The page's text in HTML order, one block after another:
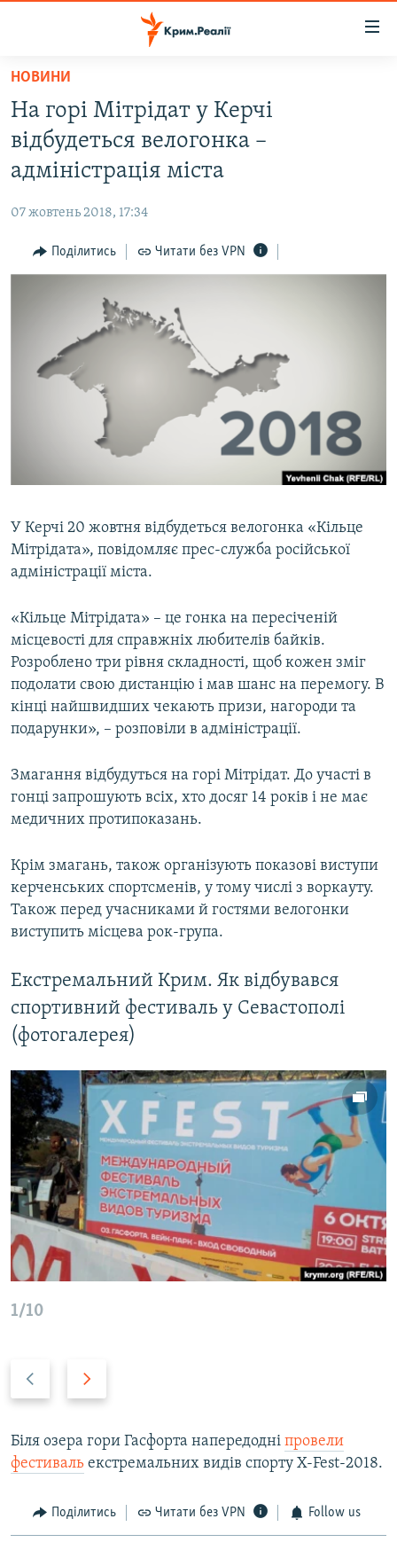
Перейти
основного
матеріалу
Перейти
до
основної
Перейти
до
ВОДА.КРИМ
ВІДЕО ТА ФОТО
БЛОГИ
ПОГЛЯД
СПЕЦПРОЕКТИ
ДЕПОРТАЦІЯ
ВІДЕОУРОКИ «ELIFBE»
СВІДЧЕННЯ ОКУПАЦІЇ
ЯК ОБІЙТИ БЛОКУВАННЯ
НОВИНИ
На горі Мітрідат у Керчі
відбудеться велогонка –
адміністрація міста
07 жовтень 2018, 17:34
Поділитись Читати без VPN
У Керчі 20 жовтня відбудеться велогонка «Кільце
Мітрідата», повідомляє прес-служба російської
адміністрації міста.
«Кільце Мітрідата» – це гонка на пересіченій
місцевості для справжніх любителів байків.
Розроблено три рівня складності, щоб кожен зміг
подолати свою дистанцію і мав шанс на перемогу. В
кінці найшвидших чекають призи, нагороди та
подарунки», – розповіли в адміністрації.
Змагання відбудуться на горі Мітрідат. До участі в
гонці запрошують всіх, хто досяг 14 років і не має
медичних протипоказань.
Крім змагань, також організують показові виступи
керченських спортсменів, у тому числі з воркауту.
Також перед учасниками й гостями велогонки
виступить місцева рок-група.
Екстремальний Крим. Як відбувався
спортивний фестиваль у Севастополі
(фотогалерея)
1/10
v
i
t
s
Біля озера гори Гасфорта напередодні провели
фестиваль екстремальних видів спорту X-Fest-2018.
Поділитись Читати без VPN Follow us